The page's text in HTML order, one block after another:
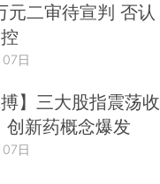
元二审待宣判 否认
日
搏】三大股指震荡收
创新药概念爆发
日